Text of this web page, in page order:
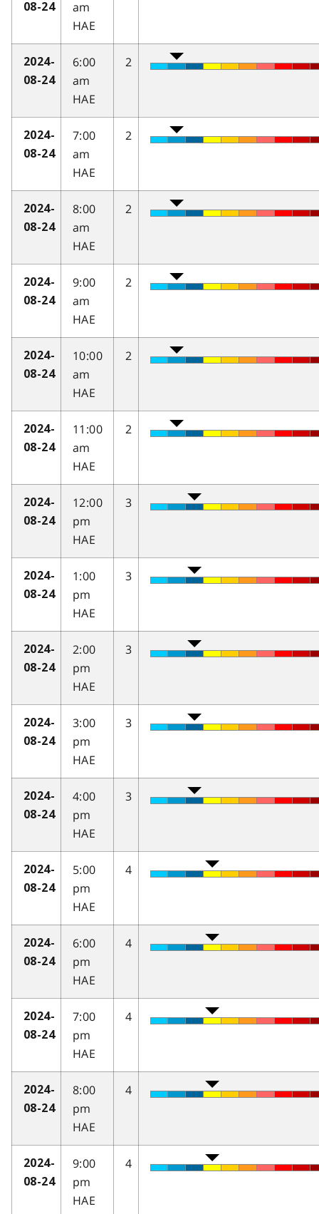
08-24
am
HAE
2024-
08-24
6:00
am
HAE
2
2024-
08-24
7:00
am
HAE
2
2024-
08-24
8:00
am
HAE
2
2024-
08-24
9:00
am
HAE
2
2024-
08-24
10:00
am
HAE
2
2024-
08-24
11:00
am
HAE
2
2024-
08-24
12:00
pm
HAE
3
2024-
08-24
1:00
pm
HAE
3
2024-
08-24
2:00
pm
HAE
3
2024-
08-24
3:00
pm
HAE
3
2024-
08-24
4:00
pm
HAE
3
2024-
08-24
5:00
pm
HAE
4
2024-
08-24
6:00
pm
HAE
4
2024-
08-24
7:00
pm
HAE
4
2024-
08-24
8:00
pm
HAE
4
2024-
08-24
9:00
pm
HAE
4